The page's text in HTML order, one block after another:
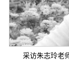
采访朱志玲老